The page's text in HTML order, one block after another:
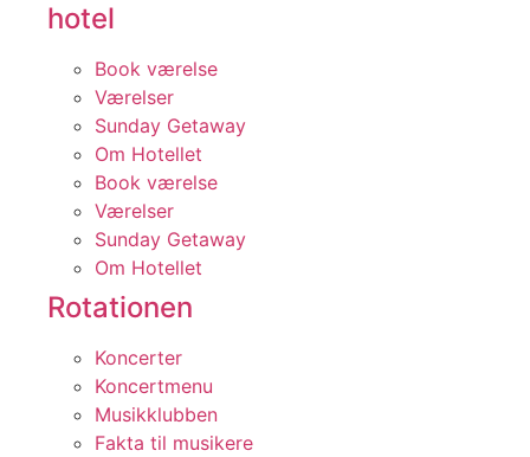
hotel
Book værelse
Værelser
Sunday Getaway
Om Hotellet
Book værelse
Værelser
Sunday Getaway
Om Hotellet
Rotationen
Koncerter
Koncertmenu
Musikklubben
Fakta til musikere